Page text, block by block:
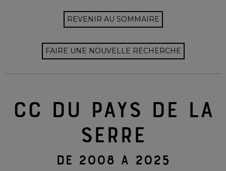
REVENIR AU SOMMAIRE
FAIRE UNE NOUVELLE RECHERCHE
CC DU PAYS DE LA
SERRE
DE 2008 À 2025